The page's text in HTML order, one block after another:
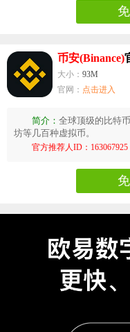
币安(Binance)
大小： 93M
官网： 点击进入
简介： 全球顶级的比特
坊等几百种虚拟币。
官方推荐人ID：163067925